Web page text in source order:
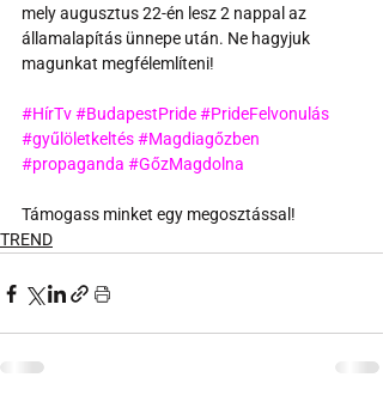
mely augusztus 22-én lesz 2 nappal az
államalapítás ünnepe után. Ne hagyjuk
magunkat megfélemlíteni!
#HírTv#BudapestPride#PrideFelvonulás
#gyűlöletkeltés#Magdiagőzben
#propaganda #GőzMagdolna
Támogass minket egy megosztással!
TREND